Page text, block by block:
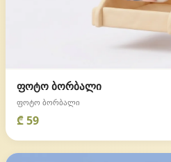
ფოტო ბორბალი
ფოტო ბორბალი
₾ 59